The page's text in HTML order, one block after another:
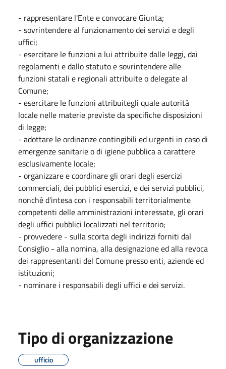
- rappresentare l'Ente e convocare Giunta;
- sovrintendere al funzionamento dei servizi e degli
uffici;
- esercitare le funzioni a lui attribuite dalle leggi, dai
regolamenti e dallo statuto e sovrintendere alle
funzioni statali e regionali attribuite o delegate al
Comune;
- esercitare le funzioni attribuitegli quale autorità
locale nelle materie previste da specifiche disposizioni
di legge;
- adottare le ordinanze contingibili ed urgenti in caso di
emergenze sanitarie o di igiene pubblica a carattere
esclusivamente locale;
- organizzare e coordinare gli orari degli esercizi
commerciali, dei pubblici esercizi, e dei servizi pubblici,
nonché d'intesa con i responsabili territorialmente
competenti delle amministrazioni interessate, gli orari
degli uffici pubblici localizzati nel territorio;
- provvedere - sulla scorta degli indirizzi forniti dal
Consiglio - alla nomina, alla designazione ed alla revoca
dei rappresentanti del Comune presso enti, aziende ed
istituzioni;
- nominare i responsabili degli uffici e dei servizi.
Tipo di organizzazione
ufficio